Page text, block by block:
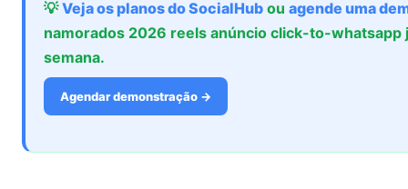
💡Veja os planos do SocialHub ou agende uma
namorados 2026 reels anúncio click-to-whatsapp
semana.
Agendar demonstração →